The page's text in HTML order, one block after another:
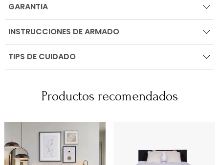
GARANTIA
INSTRUCCIONES DE ARMADO
TIPS DE CUIDADO
Productos recomendados